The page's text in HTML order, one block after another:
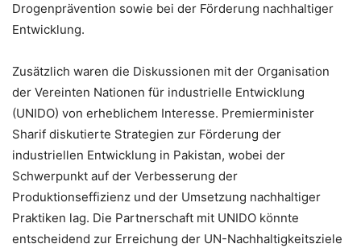
Drogenprävention sowie bei der Förderung nachhaltiger
Entwicklung.
Zusätzlich waren die Diskussionen mit der Organisation
der Vereinten Nationen für industrielle Entwicklung
(UNIDO) von erheblichem Interesse. Premierminister
Sharif diskutierte Strategien zur Förderung der
industriellen Entwicklung in Pakistan, wobei der
Schwerpunkt auf der Verbesserung der
Produktionseffizienz und der Umsetzung nachhaltiger
Praktiken lag. Die Partnerschaft mit UNIDO könnte
entscheidend zur Erreichung der UN-Nachhaltigkeitsziele